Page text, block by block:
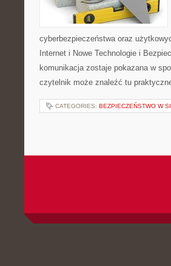
cyberbezpieczeństwa oraz
Internet i Nowe Technologie i
komunikacja zostaje pokazana w
czytelnik może znaleźć tu
CATEGORIES: BEZPIECZEŃSTWO W